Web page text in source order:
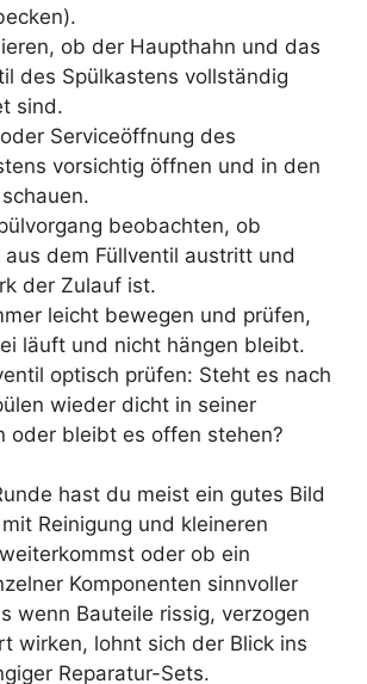
ob der Haupthahn und das
des Spülkastens vollständig
sind.
Serviceöffnung des
vorsichtig öffnen und in den
beobachten, ob
aus dem Füllventil austritt und
der Zulauf ist.
leicht bewegen und prüfen,
läuft und nicht hängen bleibt.
optisch prüfen: Steht es nach
wieder dicht in seiner
oder bleibt es offen stehen?
hast du meist ein gutes Bild
Reinigung und kleineren
oder ob ein
Komponenten sinnvoller
wenn Bauteile rissig, verzogen
wirken, lohnt sich der Blick ins
Reparatur-Sets.